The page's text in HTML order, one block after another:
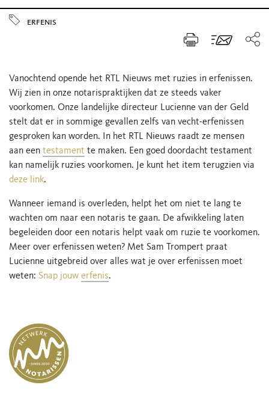
erfenis
Vanochtend opende het RTL Nieuws met ruzies in erfenissen.
Wij zien in onze notarispraktijken dat ze steeds vaker
voorkomen. Onze landelijke directeur Lucienne van der Geld
stelt dat er in sommige gevallen zelfs van vecht-erfenissen
gesproken kan worden. In het RTL Nieuws raadt ze mensen
aan een testament te maken. Een goed doordacht testament
kan namelijk ruzies voorkomen. Je kunt het item terugzien via
deze link.
Wanneer iemand is overleden, helpt het om niet te lang te
wachten om naar een notaris te gaan. De afwikkeling laten
begeleiden door een notaris helpt vaak om ruzie te voorkomen.
Meer over erfenissen weten? Met Sam Trompert praat
Lucienne uitgebreid over alles wat je over erfenissen moet
weten: Snap jouw erfenis.